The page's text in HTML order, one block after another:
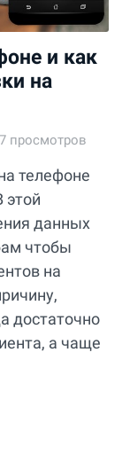
и как
на
просмотров
телефоне
этой
данных
чтобы
на
достаточно
а чаще